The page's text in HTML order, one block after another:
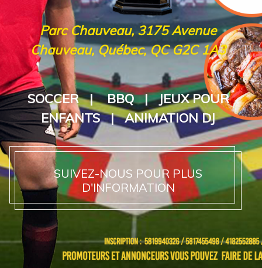
Parc Chauveau, 3175 Avenue
Chauveau, Québec, QC G2C 1A3
SOCCER | BBQ | JEUX POUR
ENFANTS | ANIMATION DJ
SUIVEZ-NOUS POUR PLUS
D'INFORMATION